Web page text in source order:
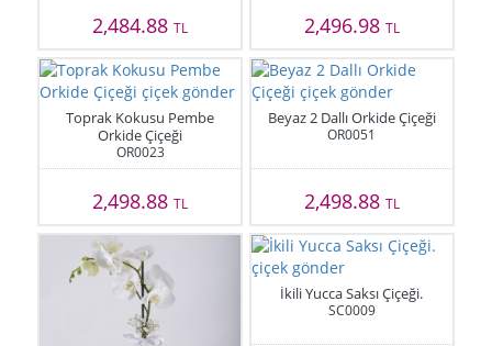
2,484.88TL 2,496.98 TL
Toprak Kokusu Pembe
Orkide Çiçeği
OR0023
2,498.88TL
Beyaz 2 Dallı Orkide Çiçeği
OR0051
2,498.88 TL
İkili Yucca Saksı Çiçeği.
SC0009